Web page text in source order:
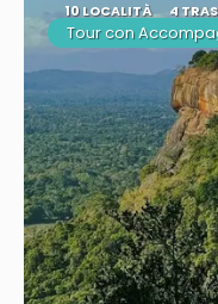
10 LOCALITÀ 4
Tour con